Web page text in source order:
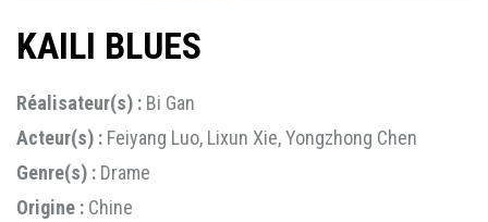
KAILI BLUES
Réalisateur(s) : Bi Gan
Acteur(s) : Feiyang Luo, Lixun Xie, Yongzhong Chen
Genre(s) : Drame
Origine : Chine